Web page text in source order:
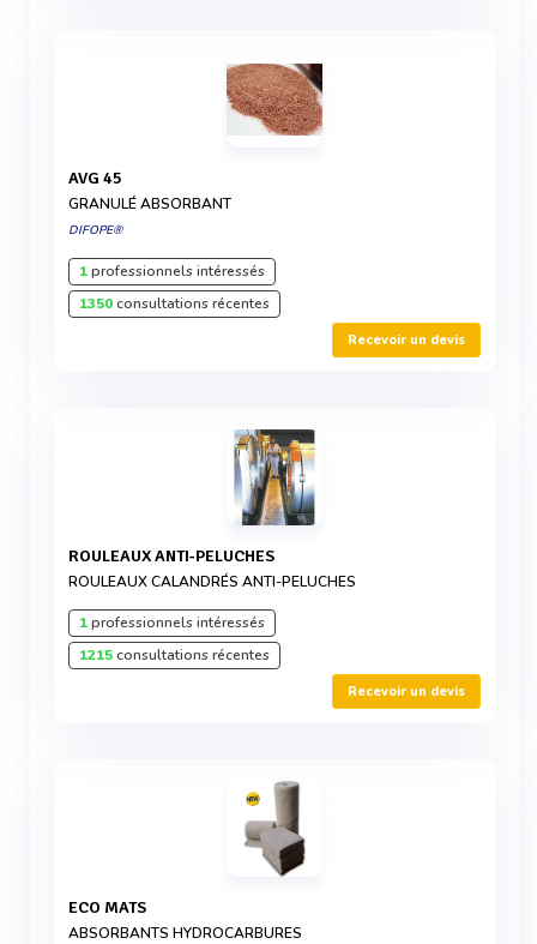
AVG 45
GRANULÉ ABSORBANT
DIFOPE®
1professionnels intéressés
1350consultations récentes
Recevoir un devis
ROULEAUX ANTI-PELUCHES
ROULEAUX CALANDRÉS ANTI-PELUCHES
1professionnels intéressés
1215consultations récentes
Recevoir un devis
ECO MATS
ABSORBANTS HYDROCARBURES